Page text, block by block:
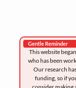
Gentle Reminder
This website
who has been
Our research
funding, so if